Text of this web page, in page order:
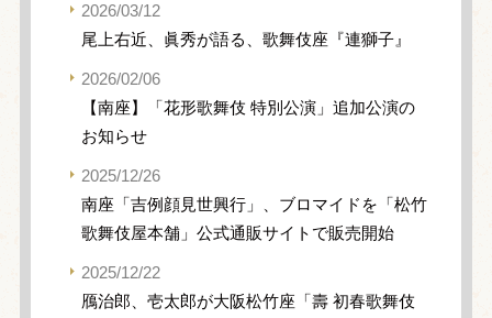
2026/03/12
尾上右近、眞秀が語る、歌舞伎座『連獅子』
2026/02/06
【南座】「花形歌舞伎 特別公演」追加公演の
お知らせ
2025/12/26
南座「吉例顔見世興行」、ブロマイドを「松竹
歌舞伎屋本舗」公式通販サイトで販売開始
2025/12/22
鴈治郎、壱太郎が大阪松竹座「壽 初春歌舞伎